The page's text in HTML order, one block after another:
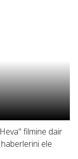
filmine dair
ele